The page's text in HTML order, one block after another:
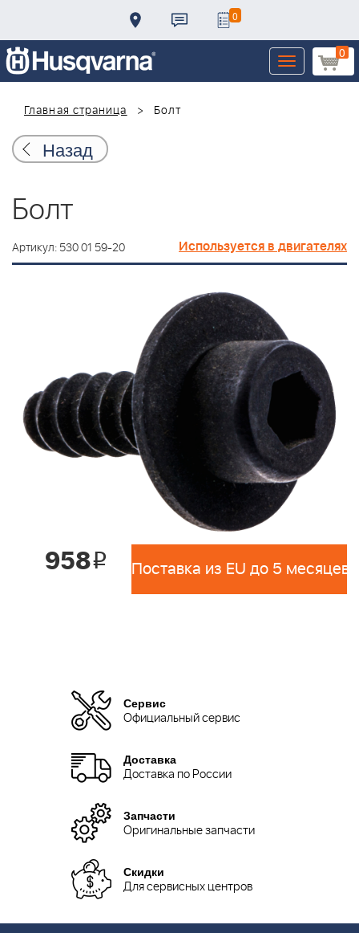
0
0
Toggle
navigation
Главная страница
Болт
Назад
Болт
Артикул: 530 01 59-20 Используется в двигателях
958i Поставка из EU до 5 месяцев
Сервис
Официальный сервис
Доставка
Доставка по России
Запчасти
Оригинальные запчасти
Скидки
Для сервисных центров